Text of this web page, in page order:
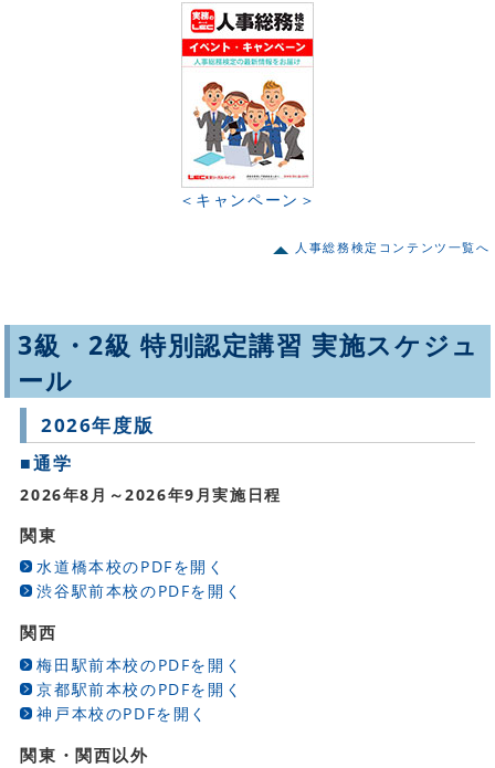
＜キャンペーン＞
人事総務検定コンテンツ一覧へ
3級・2級 特別認定講習 実施スケジュ
ール
2026年度版
■通学
2026年8月～2026年9月実施日程
関東
水道橋本校のPDFを開く
渋谷駅前本校のPDFを開く
関西
梅田駅前本校のPDFを開く
京都駅前本校のPDFを開く
神戸本校のPDFを開く
関東・関西以外